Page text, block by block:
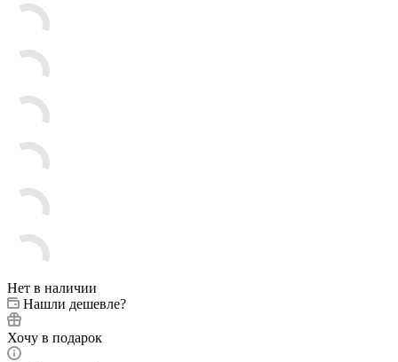
Нет в наличии
Нашли дешевле?
Хочу в подарок